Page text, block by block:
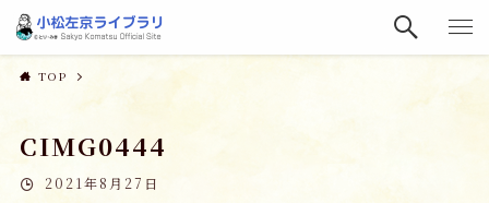
TOP
CIMG0444
2021年8月27日